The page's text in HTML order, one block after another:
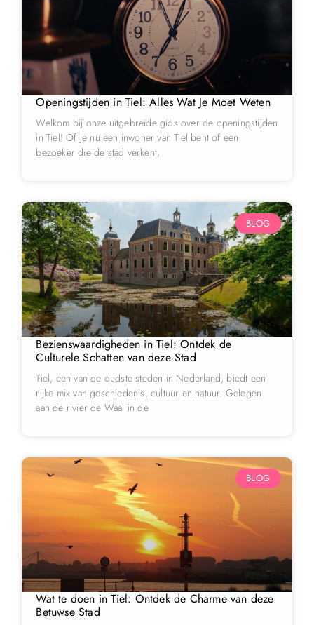
Openingstijden in Tiel: Alles Wat Je Moet Weten
Welkom bij onze uitgebreide gids over de openingstijden
in Tiel! Of je nu een inwoner van Tiel bent of een
bezoeker die de stad verkent,
BLOG
Bezienswaardigheden in Tiel: Ontdek de
Culturele Schatten van deze Stad
Tiel, een van de oudste steden in Nederland, biedt een
rijke mix van geschiedenis, cultuur en natuur. Gelegen
aan de rivier de Waal in de
BLOG
Wat te doen in Tiel: Ontdek de Charme van deze
Betuwse Stad